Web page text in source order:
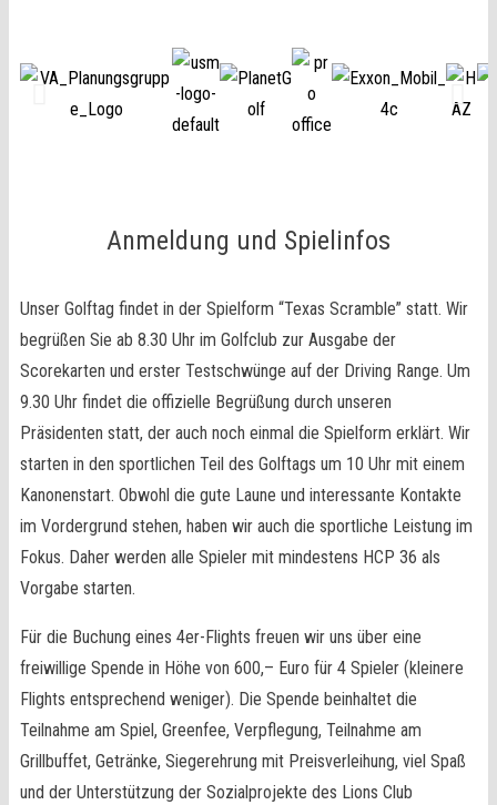
Anmeldung und Spielinfos
Unser Golftag findet in der Spielform “Texas Scramble” statt. Wir
begrüßen Sie ab 8.30 Uhr im Golfclub zur Ausgabe der
Scorekarten und erster Testschwünge auf der Driving Range. Um
9.30 Uhr findet die offizielle Begrüßung durch unseren
Präsidenten statt, der auch noch einmal die Spielform erklärt. Wir
starten in den sportlichen Teil des Golftags um 10 Uhr mit einem
Kanonenstart. Obwohl die gute Laune und interessante Kontakte
im Vordergrund stehen, haben wir auch die sportliche Leistung im
Fokus. Daher werden alle Spieler mit mindestens HCP 36 als
Vorgabe starten.
Für die Buchung eines 4er-Flights freuen wir uns über eine
freiwillige Spende in Höhe von 600,– Euro für 4 Spieler (kleinere
Flights entsprechend weniger). Die Spende beinhaltet die
Teilnahme am Spiel, Greenfee, Verpflegung, Teilnahme am
Grillbuffet, Getränke, Siegerehrung mit Preisverleihung, viel Spaß
und der Unterstützung der Sozialprojekte des Lions Club